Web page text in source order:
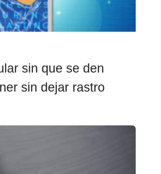
sin que se den
sin dejar rastro